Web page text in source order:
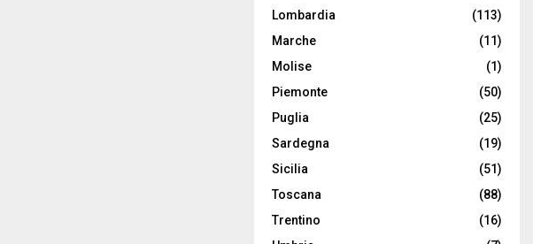
Lombardia
(113)
Marche
(11)
Molise
(1)
Piemonte
(50)
Puglia
(25)
Sardegna
(19)
Sicilia
(51)
Toscana
(88)
Trentino
(16)